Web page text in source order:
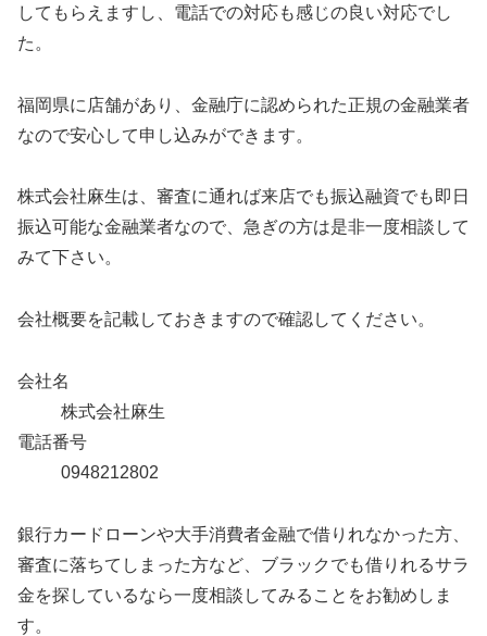
してもらえますし、電話での対応も感じの良い対応でし
た。
福岡県に店舗があり、金融庁に認められた正規の金融業者
なので安心して申し込みができます。
株式会社麻生は、審査に通れば来店でも振込融資でも即日
振込可能な金融業者なので、急ぎの方は是非一度相談して
みて下さい。
会社概要を記載しておきますので確認してください。
会社名
株式会社麻生
電話番号
0948212802
銀行カードローンや大手消費者金融で借りれなかった方、
審査に落ちてしまった方など、ブラックでも借りれるサラ
金を探しているなら一度相談してみることをお勧めしま
す。